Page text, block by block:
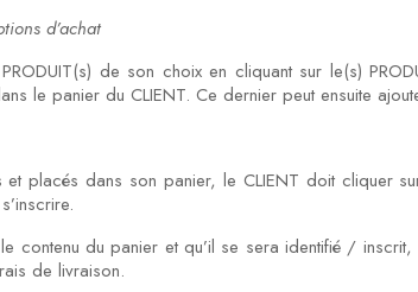
d’achat
de son choix en cliquant sur le(s)
le panier du CLIENT. Ce dernier peut ensuite
et placés dans son panier, le CLIENT doit
contenu du panier et qu’il se sera identifié /
de livraison.